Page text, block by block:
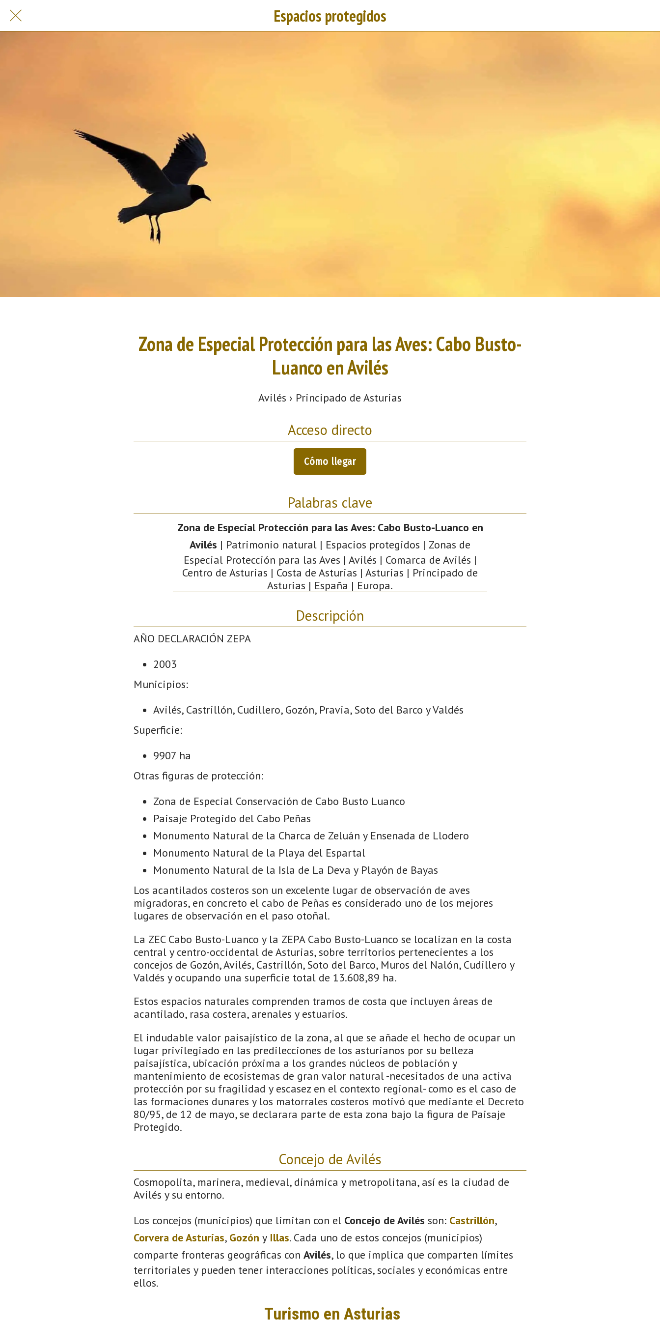
Espacios protegidos
Zona de Especial Protección para las Aves: Cabo Busto-
Luanco en Avilés
Avilés › Principado de Asturias
Acceso directo
Cómo llegar
Palabras clave
Zona de Especial Protección para las Aves: Cabo Busto-Luanco en
Avilés | Patrimonio natural | Espacios protegidos | Zonas de
Especial Protección para las Aves | Avilés | Comarca de Avilés |
Centro de Asturias | Costa de Asturias | Asturias | Principado de
Asturias | España | Europa.
Descripción
AÑO DECLARACIÓN ZEPA
2003
Municipios:
Avilés, Castrillón, Cudillero, Gozón, Pravia, Soto del Barco y Valdés
Superficie:
9907 ha
Otras figuras de protección:
Zona de Especial Conservación de Cabo Busto Luanco
Paisaje Protegido del Cabo Peñas
Monumento Natural de la Charca de Zeluán y Ensenada de Llodero
Monumento Natural de la Playa del Espartal
Monumento Natural de la Isla de La Deva y Playón de Bayas
Los acantilados costeros son un excelente lugar de observación de aves
migradoras, en concreto el cabo de Peñas es considerado uno de los mejores
lugares de observación en el paso otoñal.
La ZEC Cabo Busto-Luanco y la ZEPA Cabo Busto-Luanco se localizan en la costa
central y centro-occidental de Asturias, sobre territorios pertenecientes a los
concejos de Gozón, Avilés, Castrillón, Soto del Barco, Muros del Nalón, Cudillero y
Valdés y ocupando una superficie total de 13.608,89 ha.
Estos espacios naturales comprenden tramos de costa que incluyen áreas de
acantilado, rasa costera, arenales y estuarios.
El indudable valor paisajístico de la zona, al que se añade el hecho de ocupar un
lugar privilegiado en las predilecciones de los asturianos por su belleza
paisajística, ubicación próxima a los grandes núcleos de población y
mantenimiento de ecosistemas de gran valor natural -necesitados de una activa
protección por su fragilidad y escasez en el contexto regional- como es el caso de
las formaciones dunares y los matorrales costeros motivó que mediante el Decreto
80/95, de 12 de mayo, se declarara parte de esta zona bajo la figura de Paisaje
Protegido.
Concejo de Avilés
Cosmopolita, marinera, medieval, dinámica y metropolitana, así es la ciudad de
Avilés y su entorno.
Los concejos (municipios) que limitan con el Concejo de Avilés son: Castrillón,
Corvera de Asturias, Gozón y Illas. Cada uno de estos concejos (municipios)
comparte fronteras geográficas con Avilés, lo que implica que comparten límites
territoriales y pueden tener interacciones políticas, sociales y económicas entre
ellos.